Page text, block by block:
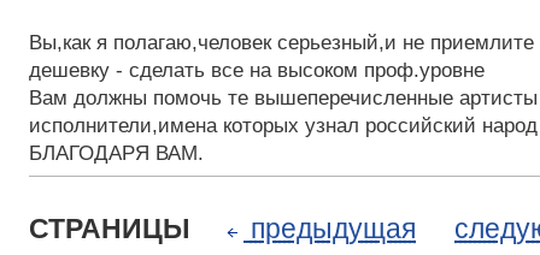
Вы,как я полагаю,человек серьезный,и не приемлите
дешевку - сделать все на высоком проф.уровне
Вам должны помочь те вышеперечисленные
исполнители,имена которых узнал российский
БЛАГОДАРЯ ВАМ.
СТРАНИЦЫ предыдущая